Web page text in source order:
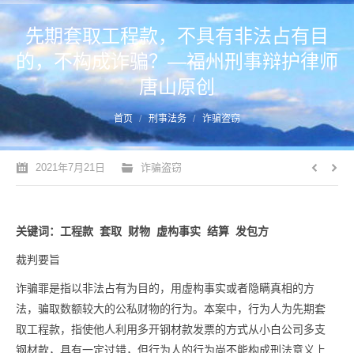
先期套取工程款，不具有非法占有目
的，不构成诈骗？—福州刑事辩护律师
唐山原创
首页 刑事法务 诈骗盗窃
2021年7月21日 诈骗盗窃
关键词：工程款 套取 财物 虚构事实 结算 发包方
裁判要旨
诈骗罪是指以非法占有为目的，用虚构事实或者隐瞒真相的方
法，骗取数额较大的公私财物的行为。本案中，行为人为先期套
取工程款，指使他人利用多开钢材款发票的方式从小白公司多支
钢材款，具有一定过错，但行为人的行为尚不能构成刑法意义上